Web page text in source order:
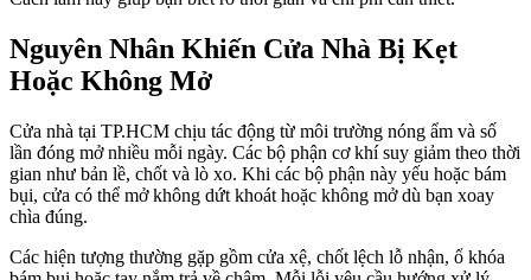
Nguyên Nhân Khiến Cửa Nhà Bị Kẹt
Hoặc Không Mở
Cửa nhà tại TP.HCM chịu tác động từ môi trường nóng ẩm và số
lần đóng mở nhiều mỗi ngày. Các bộ phận cơ khí suy giảm theo thời
gian như bản lề, chốt và lò xo. Khi các bộ phận này yếu hoặc bám
bụi, cửa có thể mở không dứt khoát hoặc không mở dù bạn xoay
chìa đúng.
Các hiện tượng thường gặp gồm cửa xệ, chốt lệch lỗ nhận, ổ khóa